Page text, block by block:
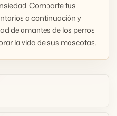
Comparte tus
a continuación y
de amantes de los perros
la vida de sus mascotas.